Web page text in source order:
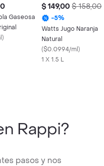
Gaseosa
)
$ 149,00 $ 158,00
-5%
Watts Jugo Naranja
Natural
($0.0994/ml)
1 X 1.5 L
Rappi?
pasos y nos